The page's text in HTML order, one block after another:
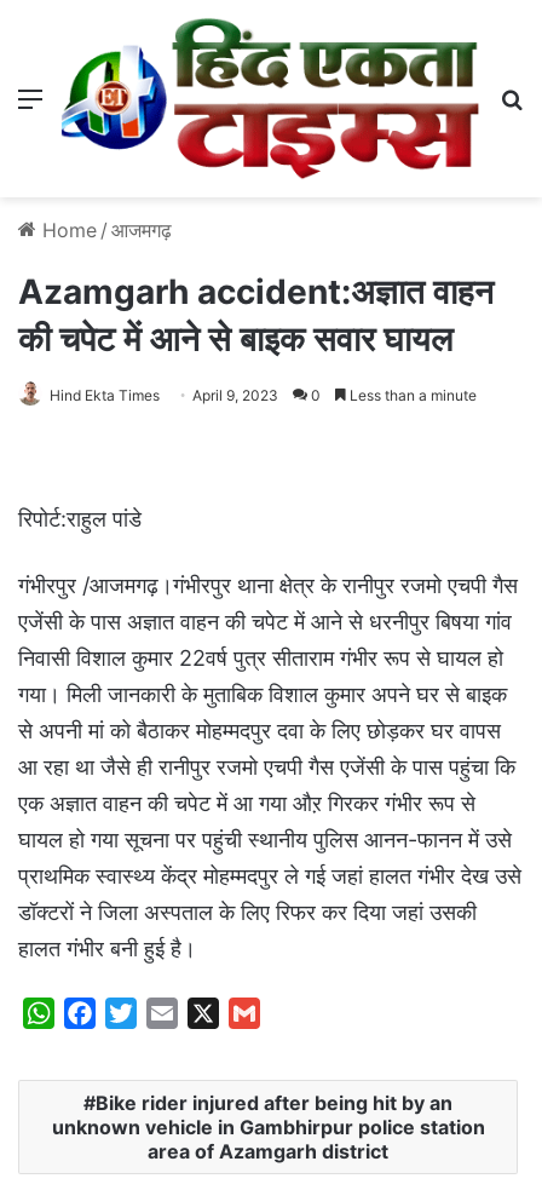
Menu
Home / आजमगढ़
Azamgarh accident:अज्ञात वाहन
की चपेट में आने से बाइक सवार घायल
Hind Ekta Times April 9, 2023 0 Less than a minute
रिपोर्ट:राहुल पांडे
गंभीरपुर /आजमगढ़।गंभीरपुर थाना क्षेत्र के रानीपुर रजमो एचपी गैस
एजेंसी के पास अज्ञात वाहन की चपेट में आने से धरनीपुर बिषया गांव
निवासी विशाल कुमार 22वर्ष पुत्र सीताराम गंभीर रूप से घायल हो
गया। मिली जानकारी के मुताबिक विशाल कुमार अपने घर से बाइक
से अपनी मां को बैठाकर मोहम्मदपुर दवा के लिए छोड़कर घर वापस
आ रहा था जैसे ही रानीपुर रजमो एचपी गैस एजेंसी के पास पहुंचा कि
एक अज्ञात वाहन की चपेट में आ गया औऱ गिरकर गंभीर रूप से
घायल हो गया सूचना पर पहुंची स्थानीय पुलिस आनन-फानन में उसे
प्राथमिक स्वास्थ्य केंद्र मोहम्मदपुर ले गई जहां हालत गंभीर देख उसे
डॉक्टरों ने जिला अस्पताल के लिए रिफर कर दिया जहां उसकी
हालत गंभीर बनी हुई है।
W
a
s
A
c
e
b
o
i
t
t
e
a
i
l
a
i
l
Bike rider injured after being hit by an
unknown vehicle in Gambhirpur police station
area of ​​Azamgarh district